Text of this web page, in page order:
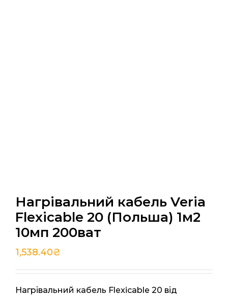
Нагрівальний кабель Veria
Flexicable 20 (Польша) 1м2
10мп 200ват
1,538.40₴
Нагрівальний кабель Flexicable 20 від